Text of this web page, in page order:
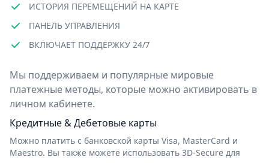
ИСТОРИЯ ПЕРЕМЕЩЕНИЙ НА КАРТЕ
ПАНЕЛЬ УПРАВЛЕНИЯ
ВКЛЮЧАЕТ ПОДДЕРЖКУ 24/7
Мы поддерживаем и популярные мировые
платежные методы, которые можно активировать в
личном кабинете.
Кредитные & Дебетовые карты
Можно платить с банковской карты Visa, MasterCard и
Maestro. Вы также можете использовать 3D-Secure для